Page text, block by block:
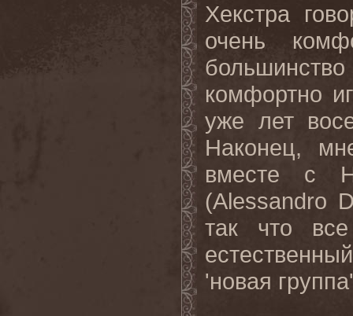
Хекстра
очень
комфортно
уже лет
Наконец,
вместе с
(Alessandro
так что
'новая